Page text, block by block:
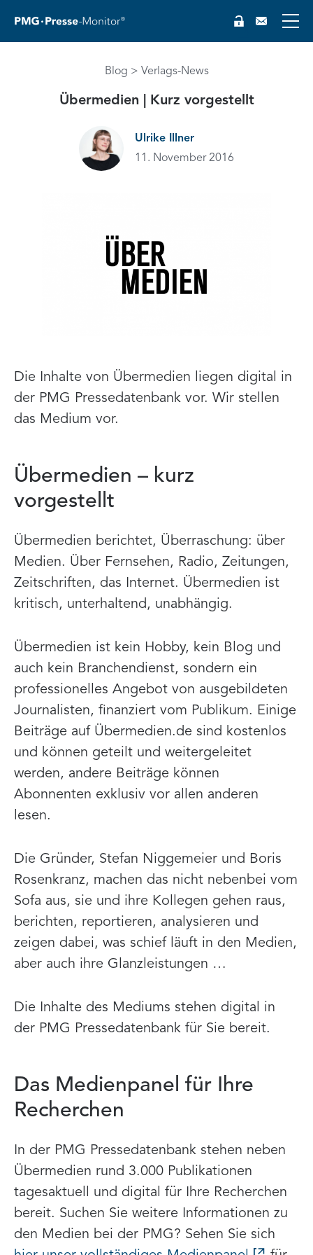
EN
Blog Verlags-News
Übermedien | Kurz vorgestellt
Ulrike Illner
11. November 2016
Die Inhalte von Übermedien liegen digital in
der PMG Pressedatenbank vor. Wir stellen
das Medium vor.
Übermedien – kurz
vorgestellt
Übermedien berichtet, Überraschung: über
Medien. Über Fernsehen, Radio, Zeitungen,
Zeitschriften, das Internet. Übermedien ist
kritisch, unterhaltend, unabhängig.
Übermedien ist kein Hobby, kein Blog und
auch kein Branchendienst, sondern ein
professionelles Angebot von ausgebildeten
Journalisten, finanziert vom Publikum. Einige
Beiträge auf Übermedien.de sind kostenlos
und können geteilt und weitergeleitet
werden, andere Beiträge können
Abonnenten exklusiv vor allen anderen
lesen.
Die Gründer, Stefan Niggemeier und Boris
Rosenkranz, machen das nicht nebenbei vom
Sofa aus, sie und ihre Kollegen gehen raus,
berichten, reportieren, analysieren und
zeigen dabei, was schief läuft in den Medien,
aber auch ihre Glanzleistungen …
Die Inhalte des Mediums stehen digital in
der PMG Pressedatenbank für Sie bereit.
Das Medienpanel für Ihre
Recherchen
In der PMG Pressedatenbank stehen neben
Übermedien rund 3.000 Publikationen
tagesaktuell und digital für Ihre Recherchen
bereit. Suchen Sie weitere Informationen zu
den Medien bei der PMG? Sehen Sie sich